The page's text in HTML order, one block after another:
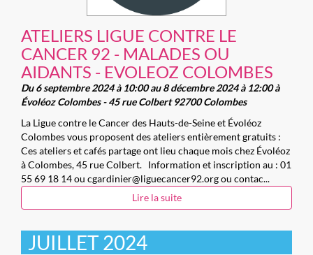
ATELIERS LIGUE CONTRE LE
CANCER 92 - MALADES OU
AIDANTS - EVOLEOZ COLOMBES
Du 6 septembre 2024 à 10:00 au 8 décembre 2024 à 12:00 à
Évoléoz Colombes - 45 rue Colbert 92700 Colombes
La Ligue contre le Cancer des Hauts-de-Seine et Évoléoz
Colombes vous proposent des ateliers entièrement gratuits :
Ces ateliers et cafés partage ont lieu chaque mois chez Évoléoz
à Colombes, 45 rue Colbert. Information et inscription au : 01
55 69 18 14 ou cgardinier@liguecancer92.org ou contac...
Lire la suite
JUILLET 2024